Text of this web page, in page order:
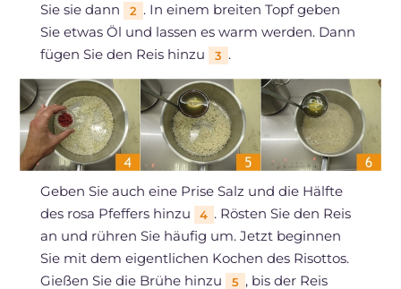
Sie sie dann 2 . In einem breiten Topf geben
Sie etwas Öl und lassen es warm werden. Dann
fügen Sie den Reis hinzu
3 .
Geben Sie auch eine Prise Salz und die Hälfte
des rosa Pfeffers hinzu
4 . Rösten Sie den Reis
an und rühren Sie häufig um. Jetzt beginnen
Sie mit dem eigentlichen Kochen des Risottos.
Gießen Sie die Brühe hinzu
5 , bis der Reis